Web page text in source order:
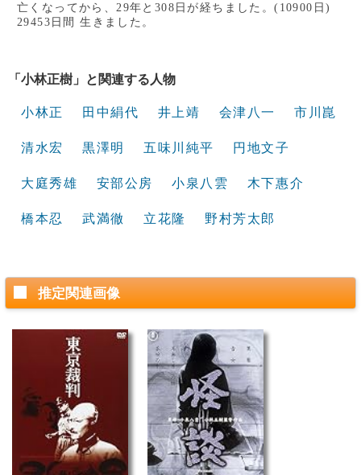
亡くなってから、29年と308日が経ちました。(10900日)
29453日間 生きました。
「小林正樹」と関連する人物
小林正 田中絹代 井上靖 会津八一 市川崑
清水宏 黒澤明 五味川純平 円地文子
大庭秀雄 安部公房 小泉八雲 木下惠介
橋本忍 武満徹 立花隆 野村芳太郎
推定関連画像